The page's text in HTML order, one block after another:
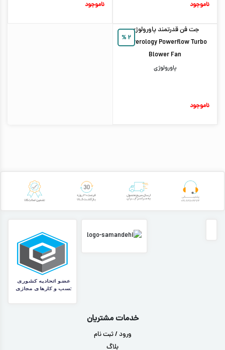
ناموجود ناموجود
۲ %
جت فن قدرتمند پاورولوژی
Powerology Powerflow Turbo
Blower Fan
پاورولوژی
ناموجود
خدمات مشتریان
ورود / ثبت نام
بلاگ